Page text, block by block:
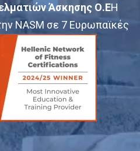
Άσκησης Ο.ΕΗ
NASM σε 7 Ευρωπαϊκές